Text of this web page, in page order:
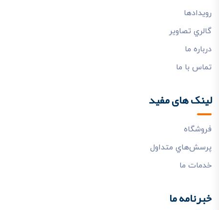
رويدادها
گالري تصاوير
درباره ما
تماس با ما
لینک های مفید
فروشگاه
پرسش‌هاي متداول
خدمات ما
خبرنامه ما